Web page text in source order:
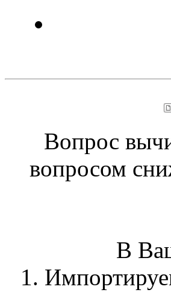
Вопрос
вопросом
В
1.